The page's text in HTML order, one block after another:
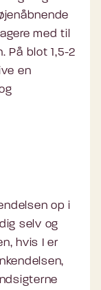
med til
På blot 1,5-2
en
op i
selv og
hvis I er